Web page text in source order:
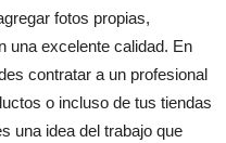
fotos propias,
una excelente calidad. En
contratar a un profesional
o incluso de tus tiendas
una idea del trabajo que